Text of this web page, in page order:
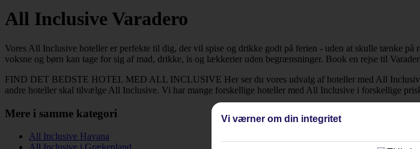
All Inclusive Varadero
Vores All Inclusive hoteller er perfekte til dig, der vil spise og drikke godt på ferien - uden at skulle tænke
voksne og børn kan tage for sig af mad, drikke, is og lækkerier uden begrænsninger. Book en rejse til
FIND DET BEDSTE HOTEL MED ALL INCLUSIVE Her ser du vores udvalg af hoteller med All
andre hoteller skal tilvælge All Inclusive. Vi har mange forskellige hoteller med All Inclusive i forskellige
Mere i samme kategori
All Inclusive Havana
Vi værner om din integritet